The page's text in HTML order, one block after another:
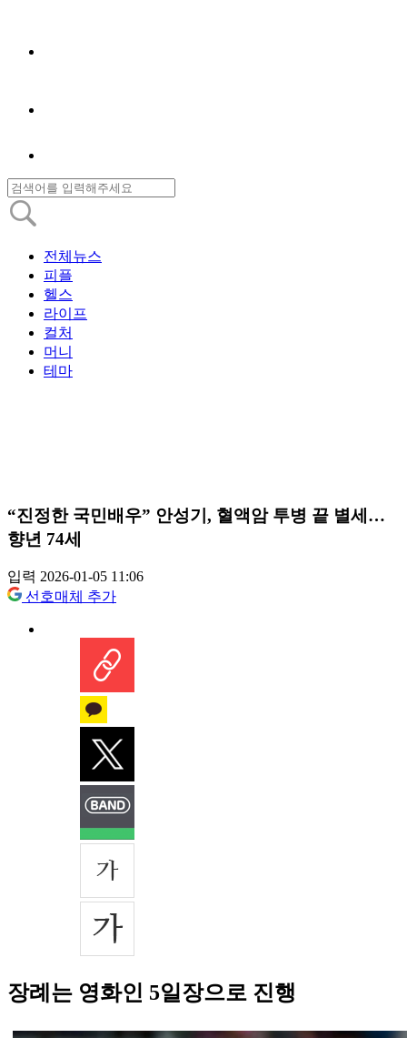
전체뉴스
피플
헬스
라이프
컬처
머니
테마
“진정한 국민배우” 안성기, 혈액암 투병 끝 별세…
향년 74세
입력 2026-01-05 11:06
선호매체 추가
장례는 영화인 5일장으로 진행